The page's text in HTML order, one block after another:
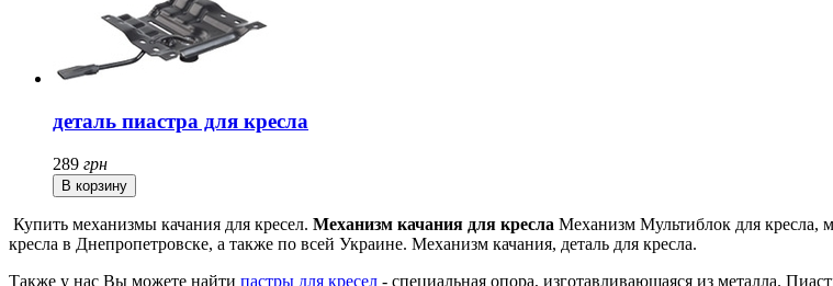
деталь пиастра для кресла
289 грн
Купить механизмы качания для кресел. Механизм качания для кресла Механизм Мультиблок для кресла,
кресла в Днепропетровске, а также по всей Украине. Механизм качания, деталь для кресла.
Также у нас Вы можете найти пастры для кресел - специальная опора, изготавливающаяся из металла.